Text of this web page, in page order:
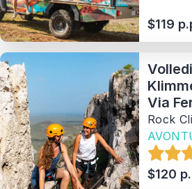
$119
Via
Rock
$120